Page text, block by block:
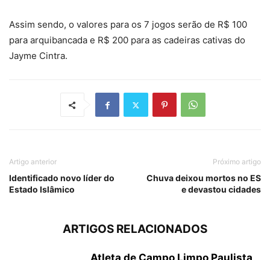
Assim sendo, o valores para os 7 jogos serão de R$ 100
para arquibancada e R$ 200 para as cadeiras cativas do
Jayme Cintra.
Artigo anterior
Identificado novo líder do
Estado Islâmico
Próximo artigo
Chuva deixou mortos no ES
e devastou cidades
ARTIGOS RELACIONADOS